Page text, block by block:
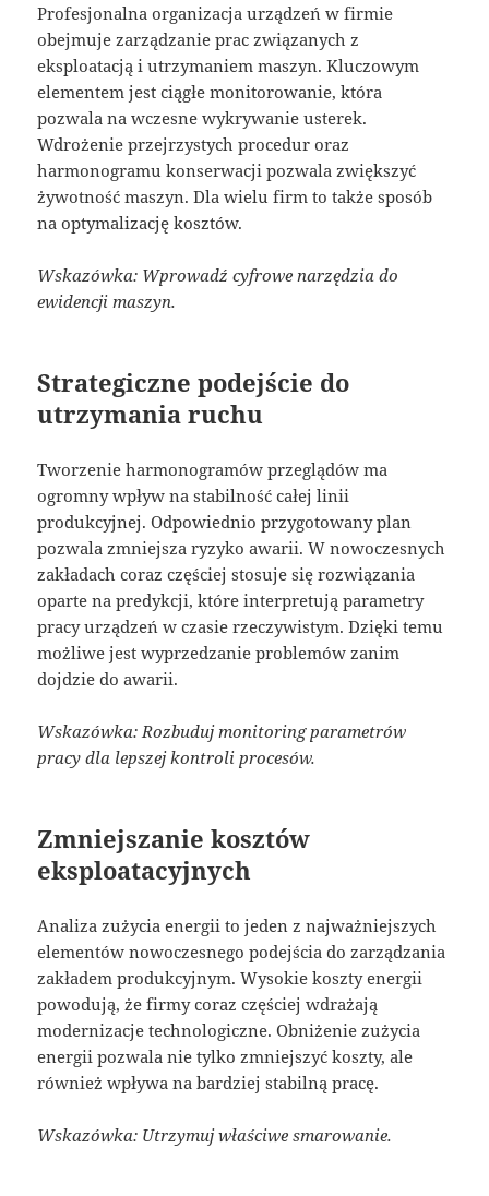
Profesjonalna organizacja urządzeń w firmie
obejmuje zarządzanie prac związanych z
eksploatacją i utrzymaniem maszyn. Kluczowym
elementem jest ciągłe monitorowanie, która
pozwala na wczesne wykrywanie usterek.
Wdrożenie przejrzystych procedur oraz
harmonogramu konserwacji pozwala zwiększyć
żywotność maszyn. Dla wielu firm to także sposób
na optymalizację kosztów.
Wskazówka: Wprowadź cyfrowe narzędzia do
ewidencji maszyn.
Strategiczne podejście do
utrzymania ruchu
Tworzenie harmonogramów przeglądów ma
ogromny wpływ na stabilność całej linii
produkcyjnej. Odpowiednio przygotowany plan
pozwala zmniejsza ryzyko awarii. W nowoczesnych
zakładach coraz częściej stosuje się rozwiązania
oparte na predykcji, które interpretują parametry
pracy urządzeń w czasie rzeczywistym. Dzięki temu
możliwe jest wyprzedzanie problemów zanim
dojdzie do awarii.
Wskazówka: Rozbuduj monitoring parametrów
pracy dla lepszej kontroli procesów.
Zmniejszanie kosztów
eksploatacyjnych
Analiza zużycia energii to jeden z najważniejszych
elementów nowoczesnego podejścia do zarządzania
zakładem produkcyjnym. Wysokie koszty energii
powodują, że firmy coraz częściej wdrażają
modernizacje technologiczne. Obniżenie zużycia
energii pozwala nie tylko zmniejszyć koszty, ale
również wpływa na bardziej stabilną pracę.
Wskazówka: Utrzymuj właściwe smarowanie.